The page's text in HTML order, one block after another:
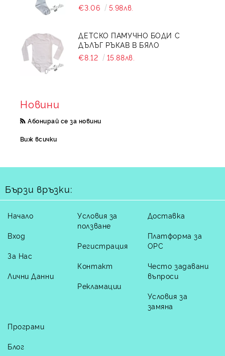
€3.06
5.98лв.
ДЕТСКО ПАМУЧНО БОДИ С
ДЪЛЪГ РЪКАВ В БЯЛО
€8.12
15.88лв.
Новини
Абонирай се за новини
Виж всички
Бързи връзки:
Начало
Вход
За Нас
Лични Данни
Условия за
ползване
Регистрация
Контакт
Рекламации
Доставка
Платформа за
ОРС
Често задавани
въпроси
Условия за
замяна
Програми
Блог